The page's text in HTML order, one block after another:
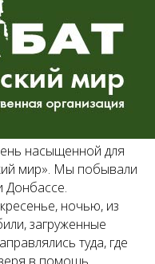
насыщенной для
мир». Мы побывали
Донбассе.
ночью, из
загруженные
туда, где